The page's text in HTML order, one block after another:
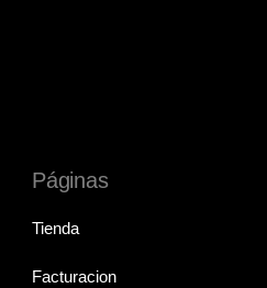
Páginas
Tienda
Facturacion